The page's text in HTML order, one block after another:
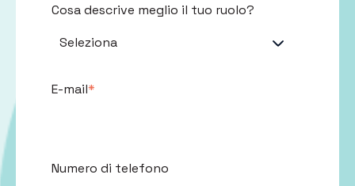
Cosa descrive meglio il tuo ruolo?
E-mail*
Numero di telefono